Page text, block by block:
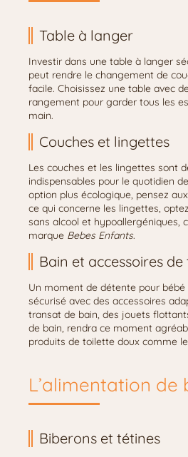
Table à langer
Investir dans une table à langer
peut rendre le changement de
facile. Choisissez une table avec
rangement pour garder tous les
main.
Couches et lingettes
Les couches et les lingettes sont
indispensables pour le quotidien
option plus écologique, pensez
ce qui concerne les lingettes,
sans alcool et hypoallergéniques,
marque Bebes Enfants.
Bain et accessoires
Un moment de détente pour bébé
sécurisé avec des accessoires
transat de bain, des jouets
de bain, rendra ce moment
produits de toilette doux comme le
L’alimentation de
Biberons et tétines